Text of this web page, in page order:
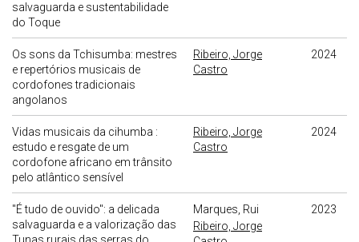
salvaguarda e sustentabilidade
do Toque
Os sons da Tchisumba: mestres
e repertórios musicais de
cordofones tradicionais
angolanos
Ribeiro, Jorge
Castro
2024
Vidas musicais da cihumba :
estudo e resgate de um
cordofone africano em trânsito
pelo atlântico sensível
Ribeiro, Jorge
Castro
2024
"É tudo de ouvido": a delicada
salvaguarda e a valorização das
Marques, Rui
Ribeiro, Jorge
2023